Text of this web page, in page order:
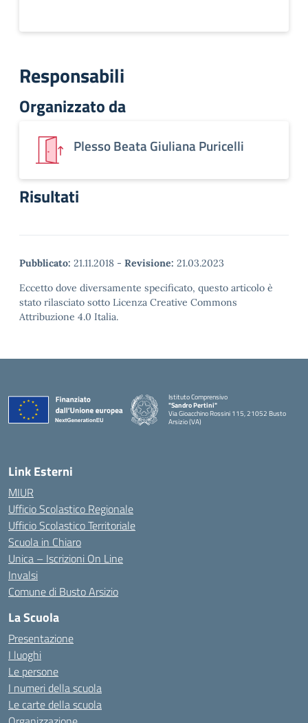
Responsabili
Organizzato da
Plesso Beata Giuliana Puricelli
Risultati
Pubblicato: 21.11.2018 - Revisione: 21.03.2023
Eccetto dove diversamente specificato, questo articolo è
stato rilasciato sotto Licenza Creative Commons
Attribuzione 4.0 Italia.
Istituto Comprensivo
"Sandro Pertini"
Via Gioacchino Rossini 115, 21052 Busto
Arsizio (VA)
Link Esterni
MIUR
Ufficio Scolastico Regionale
Ufficio Scolastico Territoriale
Scuola in Chiaro
Unica – Iscrizioni On Line
Invalsi
Comune di Busto Arsizio
La Scuola
Presentazione
I luoghi
Le persone
I numeri della scuola
Le carte della scuola